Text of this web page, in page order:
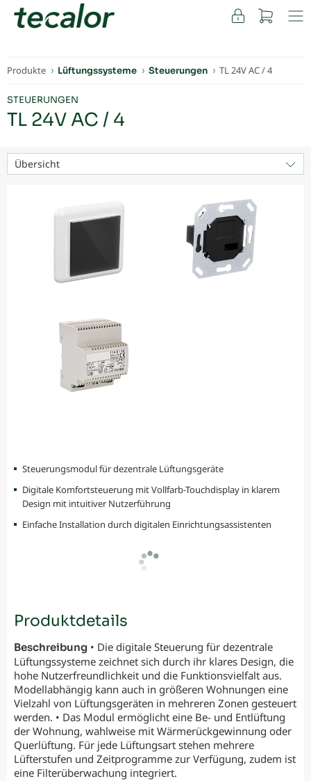
FACHKUNDEN
Produkte Lüftungssysteme Steuerungen TL 24V AC / 4
STEUERUNGEN
TL 24V AC / 4
Übersicht
Steuerungsmodul für dezentrale Lüftungsgeräte
Digitale Komfortsteuerung mit Vollfarb-Touchdisplay in klarem
Design mit intuitiver Nutzerführung
Einfache Installation durch digitalen Einrichtungsassistenten
Produktdetails
Beschreibung • Die digitale Steuerung für dezentrale
Lüftungssysteme zeichnet sich durch ihr klares Design, die
hohe Nutzerfreundlichkeit und die Funktionsvielfalt aus.
Modellabhängig kann auch in größeren Wohnungen eine
Vielzahl von Lüftungsgeräten in mehreren Zonen gesteuert
werden. • Das Modul ermöglicht eine Be- und Entlüftung
der Wohnung, wahlweise mit Wärmerückgewinnung oder
Querlüftung. Für jede Lüftungsart stehen mehrere
Lüfterstufen und Zeitprogramme zur Verfügung, zudem ist
eine Filterüberwachung integriert.